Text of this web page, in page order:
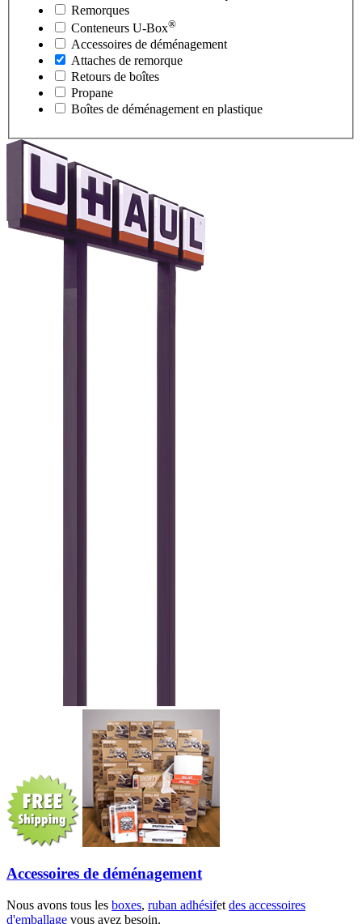
Remorques
Conteneurs U-Box®
Accessoires de déménagement
Attaches de remorque
Retours de boîtes
Propane
Boîtes de déménagement en plastique
Accessoires de déménagement
Nous avons tous les boxes, ruban adhésifet des accessoires
d'emballage vous avez besoin.